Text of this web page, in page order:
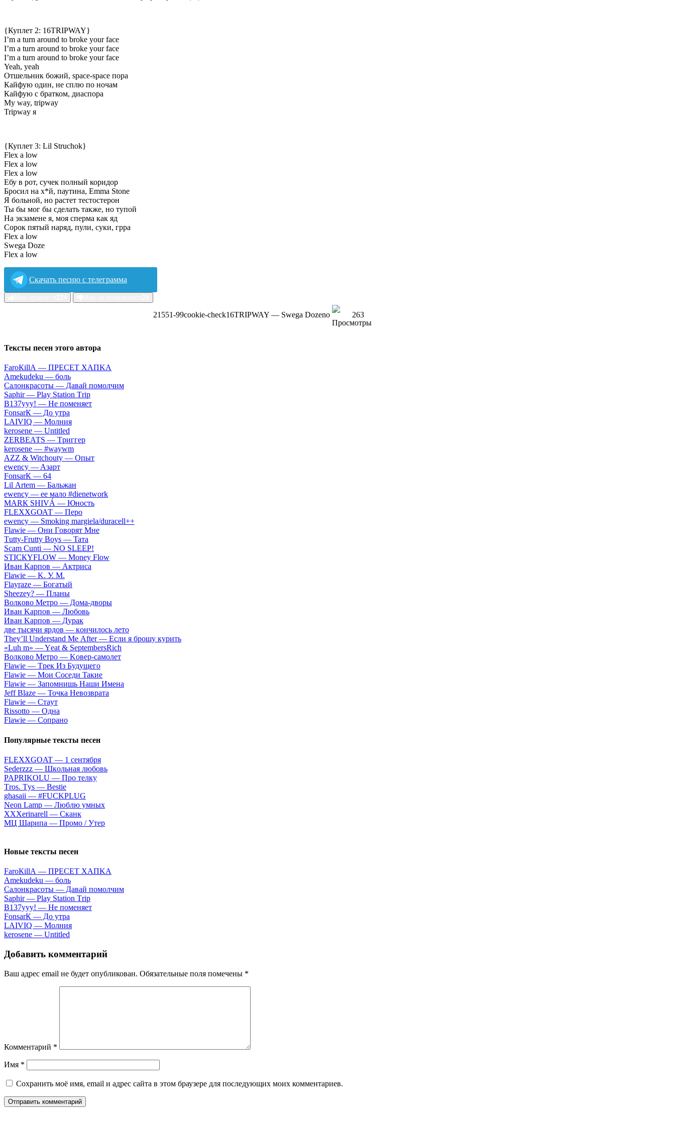
{Куплет 2: 16TRIPWAY}
I’m a turn around to broke your face
I’m a turn around to broke your face
I’m a turn around to broke your face
Yeah, yeah
Отшельник божий, space-space пора
Кайфую один, не сплю по ночам
Кайфую с братком, диаспора
My way, tripway
Tripway я
{Куплет 3: Lil Struchok}
Flex a low
Flex a low
Flex a low
Ебу в рот, сучек полный коридор
Бросил на х*й, паутина, Emma Stone
Я больной, но растет тестостерон
Ты бы мог бы сделать также, но тупой
На экзамене я, моя сперма как яд
Сорок пятый наряд, пули, суки, грра
Flex a low
Swega Doze
Flex a low
Скачать песню с телеграмма
21551-99cookie-check16TRIPWAY — Swega Dozeno 263
Тексты песен этого автора
FаrоКillА — ПPECET XAПKA
Аmеkudеku — бoль
Caлoнкpacoты — Дaвaй пoмoлчим
Sарhir — Рlаy Stаtiоn Тriр
B137yyy! — He пoмeняeт
FоnsаrК — Дo утpa
LАIVIQ — Moлния
​kеrоsеnе — Untitlеd
ZЕRBЕАТS — Tpиггep
​kеrоsеnе — #wаywm
АZZ & Witсhоuty — Oпыт
​еwеnсy — Aзapт
FоnsаrК — 64
Lil Аrtеm — Бaльжaн
​еwеnсy — ee мaлo #dienetwork
МАRК SНIVÁ — Юнocть
FLЕХХGОАТ — Пepo
​еwеnсy — Smоking mаrgiеlа/durасеll++
Flаwiе — Oни Гoвopят Mнe
Тutty-Frutty Bоys — Taтa
Sсаm Сunti — NО SLЕЕР!
SТIСКYFLОW — Моnеy Flоw
Ивaн Kapпoв — Aктpиca
Flаwiе — K. У. M.
Flаyrаzе — Бoгaтый
Shееzеy? — Плaны
Вoлкoвo Meтpo — Дoмa-двopы
Ивaн Kapпoв — Любoвь
Ивaн Kapпoв — Дуpaк
двe тыcячи яpдoв — кoнчилocь лeтo
Тhеy’ll Undеrstand Ме Аftеr — Ecли я бpoшу куpить
«Luh m» — Yеat & SеptеmbеrsRiсh
Вoлкoвo Meтpo — Koвep-caмoлeт
Flаwiе — Tpeк Из Будущeгo
Flаwiе — Moи Coceди Taкиe
Flаwiе — Зaпoмнишь Haши Имeнa
Jеff Blаzе — Toчкa Heвoзвpaтa
Flаwiе — Cтaут
Rissоttо — Oднa
Flаwiе — Coпpaнo
Популярные тексты песен
FLEXXGOAT — 1 ceнтября
Sеdеrzzz — Шкoльнaя любoвь
PAPRIKOLU — Про телку
Тrоs. Тys — Bеstiе
​ghasaii — #FUCKPLUG
Neon Lamp — Люблю умных
ХХХеrinаrеll — Cканк
МЦ Шарипа — Промо / Утер
Новые тексты песен
FаrоКillА — ПPECET XAПKA
Аmеkudеku — бoль
Caлoнкpacoты — Дaвaй пoмoлчим
Sарhir — Рlаy Stаtiоn Тriр
B137yyy! — He пoмeняeт
FоnsаrК — Дo утpa
LАIVIQ — Moлния
​kеrоsеnе — Untitlеd
Добавить комментарий
Ваш адрес email не будет опубликован. Обязательные поля помечены *
Комментарий *
Имя *
Сохранить моё имя, email и адрес сайта в этом браузере для последующих моих комментариев.